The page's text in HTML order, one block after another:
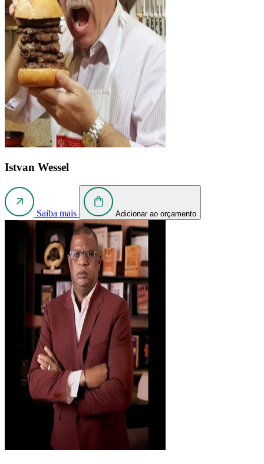
Istvan Wessel
Saiba mais Adicionar ao orçamento